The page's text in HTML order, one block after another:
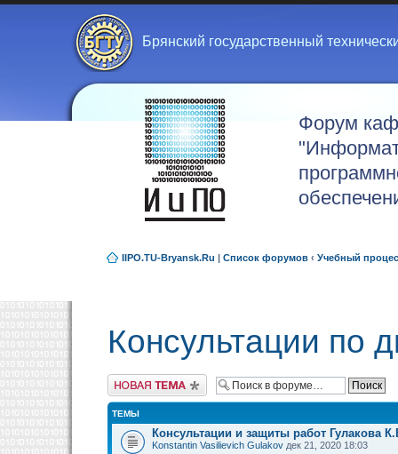
Брянский государственный
Форум
IIPO.TU-Bryansk.Ru | Список форумов ‹ Учебный
Консультации по
Новая тема
ТЕМЫ
Консультации и защиты работ Гулакова
Konstantin Vasilievich Gulakov дек 21, 2020 18:03